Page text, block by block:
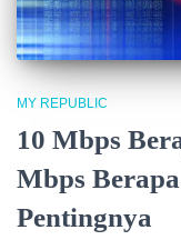
MY REPUBLIC
10 Mbps
Mbps
Pentingnya